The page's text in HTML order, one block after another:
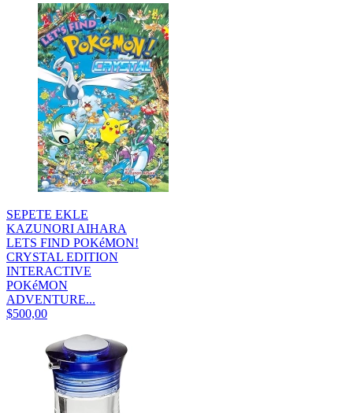
SEPETE EKLE
KAZUNORI AIHARA
LETS FIND POKéMON!
CRYSTAL EDITION
INTERACTIVE
POKéMON
ADVENTURE...
$500,00